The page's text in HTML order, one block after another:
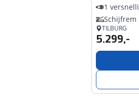
1
Schijfrem
TILBURG
5.299,-